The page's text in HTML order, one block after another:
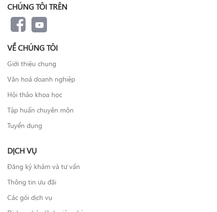
CHÚNG TÔI TRÊN
VỀ CHÚNG TÔI
Giới thiệu chung
Văn hoá doanh nghiệp
Hội thảo khoa học
Tập huấn chuyên môn
Tuyển dụng
DỊCH VỤ
Đăng ký khám và tư vấn
Thông tin ưu đãi
Các gói dịch vụ